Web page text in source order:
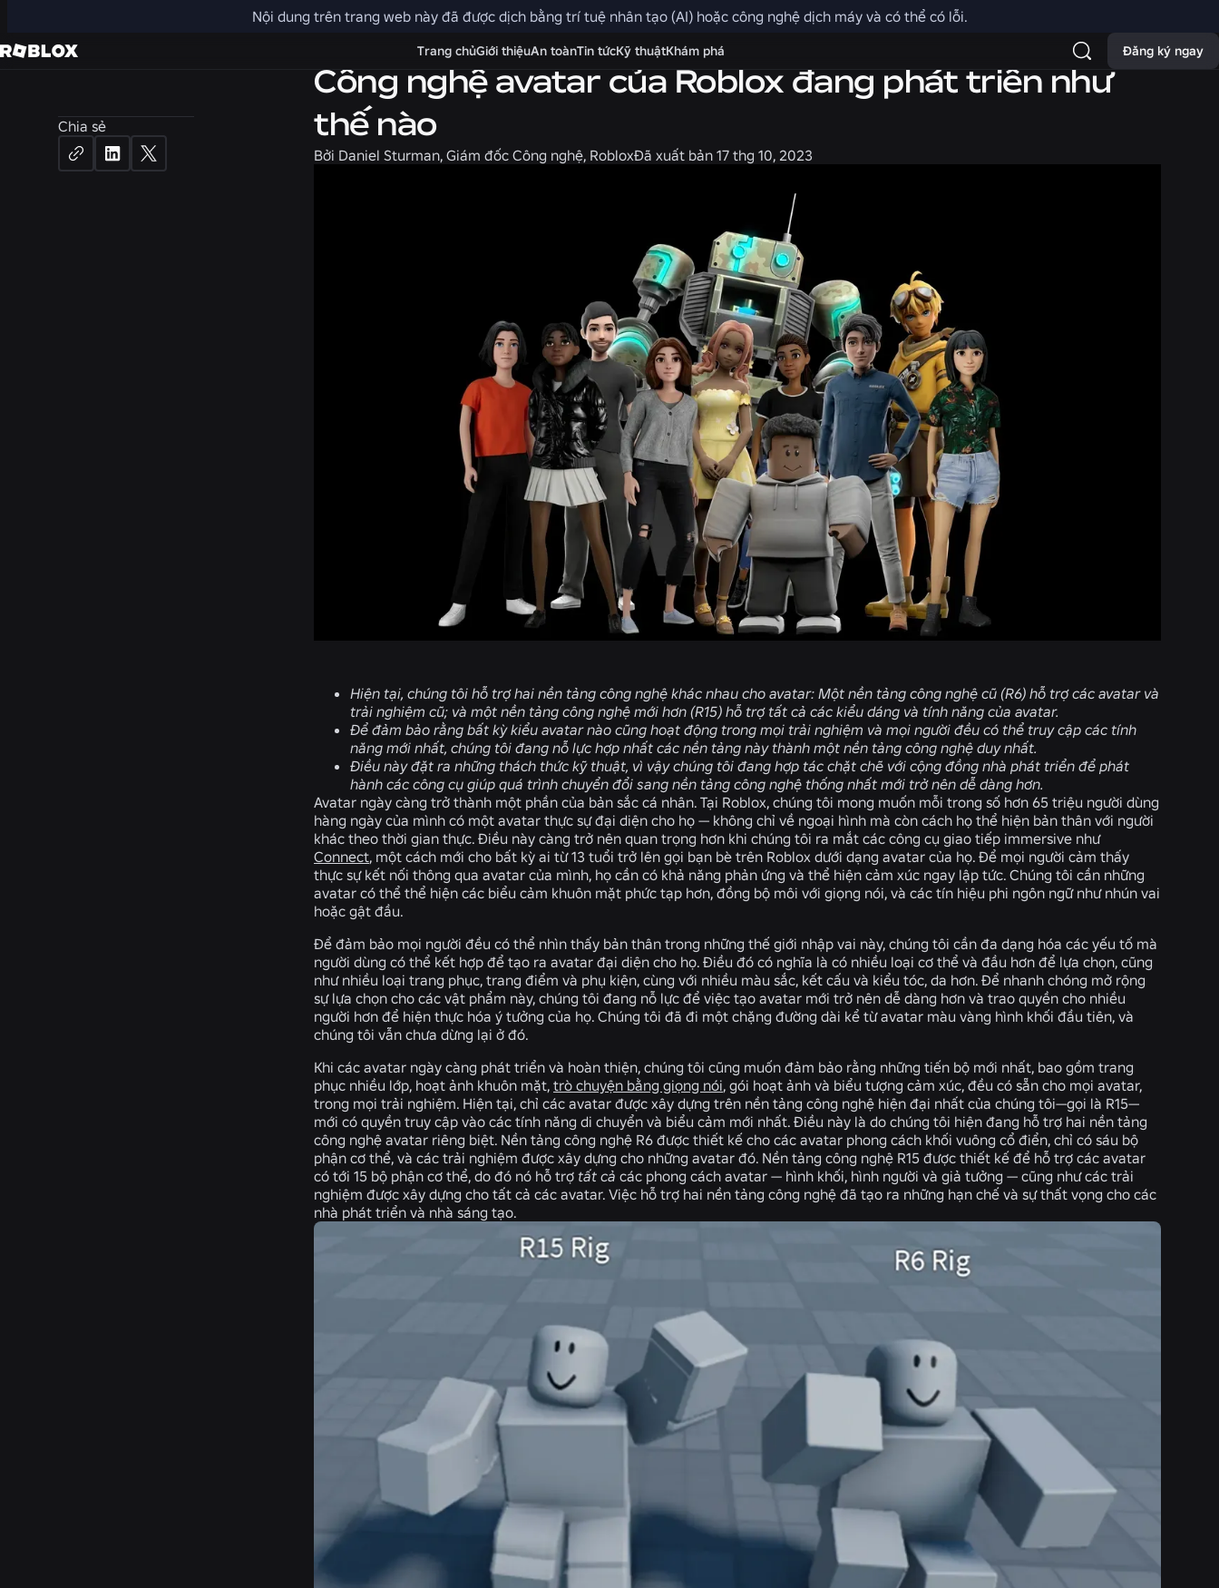
Nội dung trên trang web này đã được dịch bằng trí tuệ nhân tạo (AI) hoặc công nghệ dịch máy và có thể có lỗi.
Trang chủGiới thiệuAn toànTin tứcKỹ thuậtKhám phá Đăng ký ngay
Chia sẻ
Sản phẩm Kỹ thuật
Công nghệ avatar của Roblox đang phát triển như
thế nào
Bởi Daniel Sturman, Giám đốc Công nghệ, RobloxĐã xuất bản 17 thg 10, 2023
Hiện tại, chúng tôi hỗ trợ hai nền tảng công nghệ khác nhau cho avatar: Một nền tảng công nghệ cũ (R6) hỗ trợ các avatar và
trải nghiệm cũ; và một nền tảng công nghệ mới hơn (R15) hỗ trợ tất cả các kiểu dáng và tính năng của avatar.
Để đảm bảo rằng bất kỳ kiểu avatar nào cũng hoạt động trong mọi trải nghiệm và mọi người đều có thể truy cập các tính
năng mới nhất, chúng tôi đang nỗ lực hợp nhất các nền tảng này thành một nền tảng công nghệ duy nhất.
Điều này đặt ra những thách thức kỹ thuật, vì vậy chúng tôi đang hợp tác chặt chẽ với cộng đồng nhà phát triển để phát
hành các công cụ giúp quá trình chuyển đổi sang nền tảng công nghệ thống nhất mới trở nên dễ dàng hơn.
Avatar ngày càng trở thành một phần của bản sắc cá nhân. Tại Roblox, chúng tôi mong muốn mỗi trong số hơn 65 triệu người dùng
hàng ngày của mình có một avatar thực sự đại diện cho họ — không chỉ về ngoại hình mà còn cách họ thể hiện bản thân với người
khác theo thời gian thực. Điều này càng trở nên quan trọng hơn khi chúng tôi ra mắt các công cụ giao tiếp immersive như
Connect, một cách mới cho bất kỳ ai từ 13 tuổi trở lên gọi bạn bè trên Roblox dưới dạng avatar của họ. Để mọi người cảm thấy
thực sự kết nối thông qua avatar của mình, họ cần có khả năng phản ứng và thể hiện cảm xúc ngay lập tức. Chúng tôi cần những
avatar có thể thể hiện các biểu cảm khuôn mặt phức tạp hơn, đồng bộ môi với giọng nói, và các tín hiệu phi ngôn ngữ như nhún vai
hoặc gật đầu.
Để đảm bảo mọi người đều có thể nhìn thấy bản thân trong những thế giới nhập vai này, chúng tôi cần đa dạng hóa các yếu tố mà
người dùng có thể kết hợp để tạo ra avatar đại diện cho họ. Điều đó có nghĩa là có nhiều loại cơ thể và đầu hơn để lựa chọn, cũng
như nhiều loại trang phục, trang điểm và phụ kiện, cùng với nhiều màu sắc, kết cấu và kiểu tóc, da hơn. Để nhanh chóng mở rộng
sự lựa chọn cho các vật phẩm này, chúng tôi đang nỗ lực để việc tạo avatar mới trở nên dễ dàng hơn và trao quyền cho nhiều
người hơn để hiện thực hóa ý tưởng của họ. Chúng tôi đã đi một chặng đường dài kể từ avatar màu vàng hình khối đầu tiên, và
chúng tôi vẫn chưa dừng lại ở đó.
Khi các avatar ngày càng phát triển và hoàn thiện, chúng tôi cũng muốn đảm bảo rằng những tiến bộ mới nhất, bao gồm trang
phục nhiều lớp, hoạt ảnh khuôn mặt, trò chuyện bằng giọng nói, gói hoạt ảnh và biểu tượng cảm xúc, đều có sẵn cho mọi avatar,
trong mọi trải nghiệm. Hiện tại, chỉ các avatar được xây dựng trên nền tảng công nghệ hiện đại nhất của chúng tôi—gọi là R15—
mới có quyền truy cập vào các tính năng di chuyển và biểu cảm mới nhất. Điều này là do chúng tôi hiện đang hỗ trợ hai nền tảng
công nghệ avatar riêng biệt. Nền tảng công nghệ R6 được thiết kế cho các avatar phong cách khối vuông cổ điển, chỉ có sáu bộ
phận cơ thể, và các trải nghiệm được xây dựng cho những avatar đó. Nền tảng công nghệ R15 được thiết kế để hỗ trợ các avatar
có tới 15 bộ phận cơ thể, do đó nó hỗ trợ tất cả các phong cách avatar — hình khối, hình người và giả tưởng — cũng như các trải
nghiệm được xây dựng cho tất cả các avatar. Việc hỗ trợ hai nền tảng công nghệ đã tạo ra những hạn chế và sự thất vọng cho các
nhà phát triển và nhà sáng tạo.